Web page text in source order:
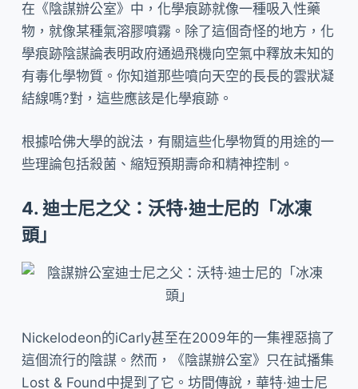
在《陰謀辦公室》中，化學痕跡就像一種吸入性藥
物，就像某種氣溶膠噴霧。除了這個奇怪的地方，化
學痕跡陰謀論表明政府通過飛機向空氣中釋放未知的
有毒化學物質。你知道那些噴向天空的長長的雲狀凝
結線嗎?對，這些應該是化學痕跡。
根據哈佛大學的說法，有關這些化學物質的用途的一
些理論包括殺菌、縮短預期壽命和精神控制。
4. 迪士尼之父：沃特·迪士尼的「冰凍
頭」
Nickelodeon的iCarly甚至在2009年的一集裡惡搞了
這個流行的陰謀。然而，《陰謀辦公室》只在試播集
Lost & Found中提到了它。坊間傳說，華特·迪士尼